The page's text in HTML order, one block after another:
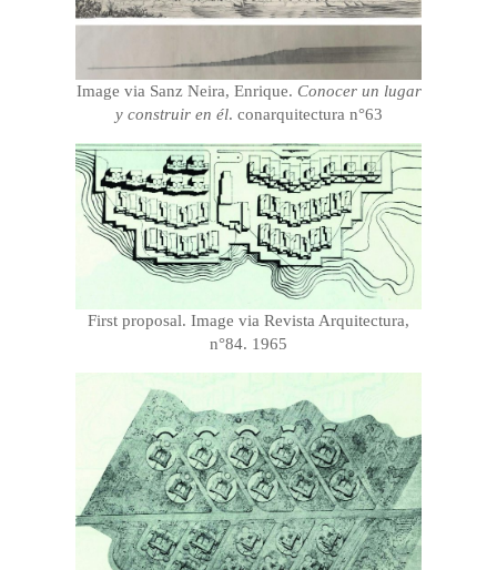
Image via Sanz Neira, Enrique. Conocer un lugar
y construir en él. conarquitectura n°63
First proposal. Image via Revista Arquitectura,
n°84. 1965